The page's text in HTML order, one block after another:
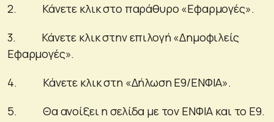
2. Κάνετε κλικ στο παράθυρο «Εφαρμογές».
3. Κάνετε κλικ στην επιλογή «Δημοφιλείς
Εφαρμογές».
4. Κάνετε κλικ στη «Δήλωση Ε9/ΕΝΦΙΑ».
5. Θα ανοίξει η σελίδα με τον ΕΝΦΙΑ και το Ε9.